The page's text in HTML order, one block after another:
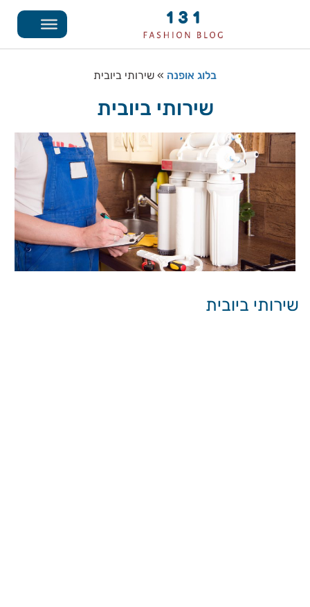
בלוג אופנה » שירותי ביובית
שירותי ביובית
שירותי ביובית